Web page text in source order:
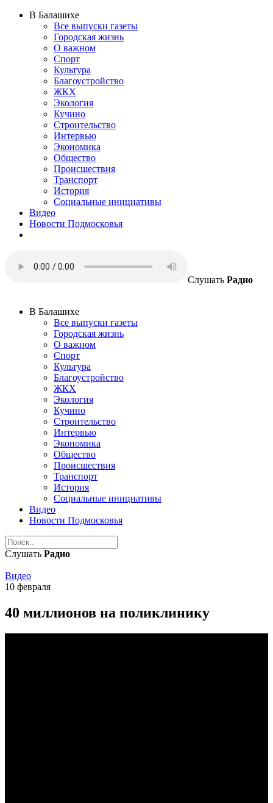
В Балашихе
Все выпуски газеты
Городская жизнь
О важном
Спорт
Культура
Благоустройство
ЖКХ
Экология
Кучино
Строительство
Интервью
Экономика
Общество
Происшествия
Транспорт
История
Социальные инициативы
Видео
Новости Подмосковья
Слушать Радио
В Балашихе
Все выпуски газеты
Городская жизнь
О важном
Спорт
Культура
Благоустройство
ЖКХ
Экология
Кучино
Строительство
Интервью
Экономика
Общество
Происшествия
Транспорт
История
Социальные инициативы
Видео
Новости Подмосковья
Слушать Радио
Видео
10 февраля
40 миллионов на поликлинику